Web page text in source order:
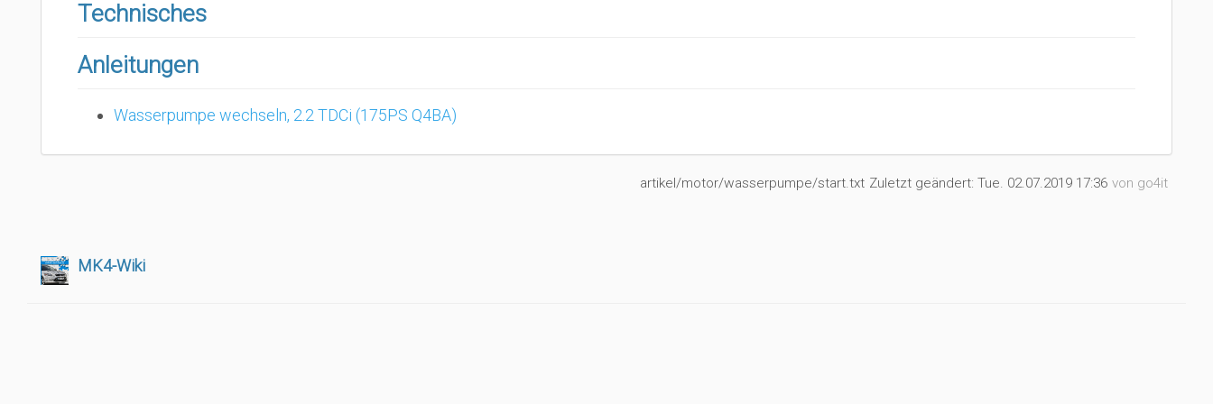
Technisches
Anleitungen
Wasserpumpe wechseln, 2.2 TDCi (175PS Q4BA)
artikel/motor/wasserpumpe/start.txt Zuletzt geändert: Tue. 02.07.2019 17:36 von go4it
MK4-Wiki